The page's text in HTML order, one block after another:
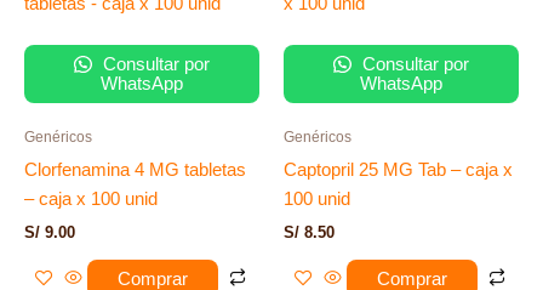
Consultar por
WhatsApp
Genéricos
Clorfenamina 4 MG tabletas
– caja x 100 unid
S/ 9.00
Comprar
Consultar por
WhatsApp
Genéricos
Captopril 25 MG Tab – caja x
100 unid
S/ 8.50
Comprar